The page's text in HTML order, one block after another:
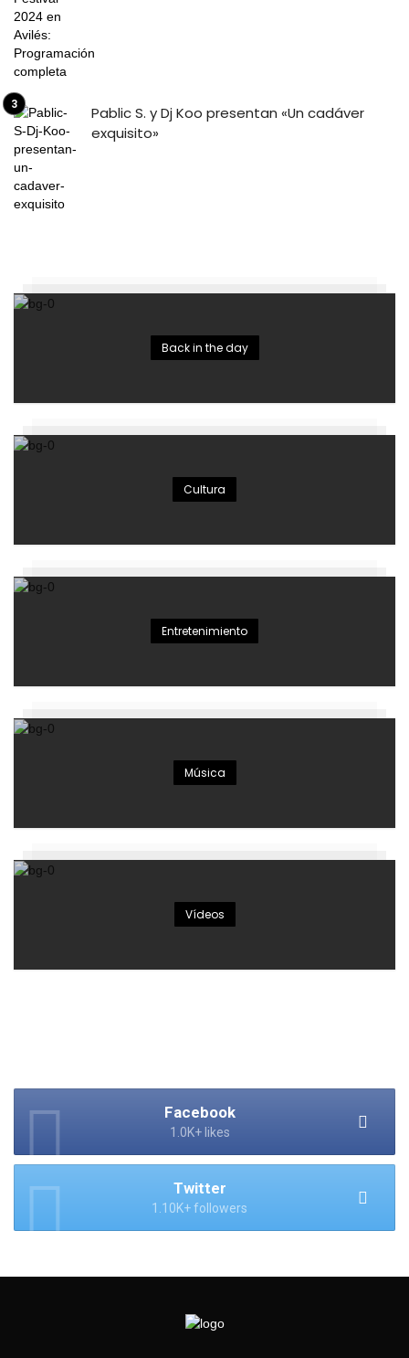
Pablic S. y Dj Koo presentan «Un cadáver
exquisito»
Back in the day
Cultura
Entretenimiento
Música
Vídeos
Facebook
1.0K+ likes
Twitter
1.10K+ followers